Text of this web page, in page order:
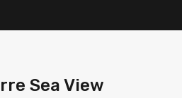
Sea View